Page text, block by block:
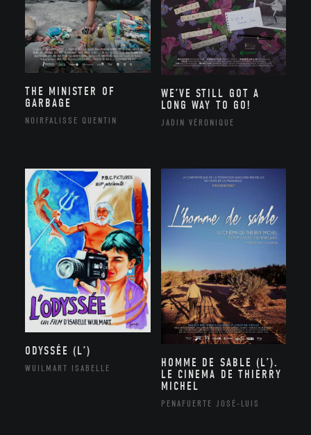
THE MINISTER OF
GARBAGE
NOIRFALISSE QUENTIN
WE’VE STILL GOT A
LONG WAY TO GO!
JADIN VÉRONIQUE
ODYSSÉE (L’)
WUILMART ISABELLE
HOMME DE SABLE (L’).
LE CINEMA DE THIERRY
MICHEL
PENAFUERTE JOSÉ-LUIS